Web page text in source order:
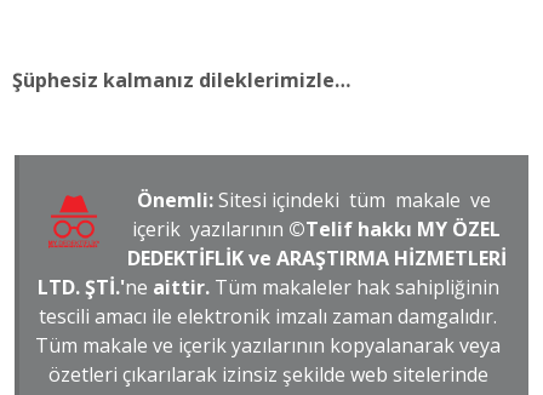
Şüphesiz kalmanız dileklerimizle…
Önemli:Sitesi içindeki tüm makale ve
içerik yazılarının ©Telif hakkı MY ÖZEL
DEDEKTİFLİK ve ARAŞTIRMA HİZMETLERİ
LTD. ŞTİ.'ne aittir. Tüm makaleler hak sahipliğinin
tescili amacı ile elektronik imzalı zaman damgalıdır.
Tüm makale ve içerik yazılarının kopyalanarak veya
özetleri çıkarılarak izinsiz şekilde web sitelerinde